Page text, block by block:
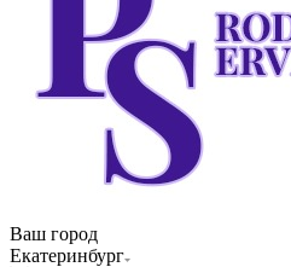
Ваш город
Екатеринбург